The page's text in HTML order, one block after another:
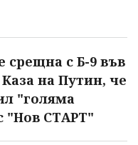
срещна с Б-9 във
на Путин, че
"голяма
"Нов СТАРТ"